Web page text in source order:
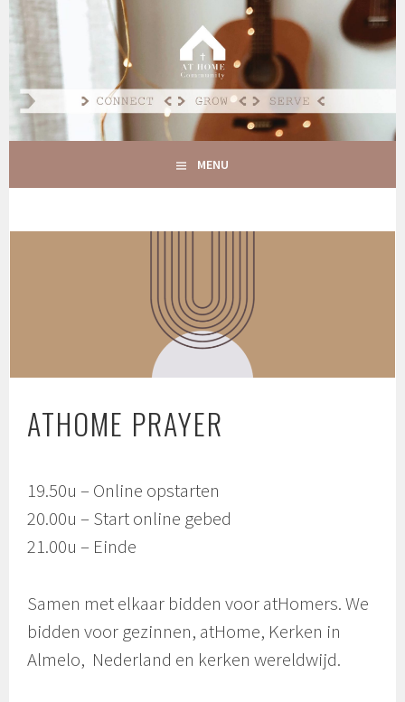
Spring
inhoud
AT HOME COMMUNITY
CONNECT GROW SERVE
MENU
ATHOME PRAYER
19.50u – Online opstarten
20.00u – Start online gebed
21.00u – Einde
Samen met elkaar bidden voor atHomers. We
bidden voor gezinnen, atHome, Kerken in
Almelo, Nederland en kerken wereldwijd.